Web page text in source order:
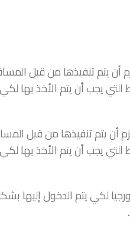
يتم تنفيذها من قبل
يجب أن يتم الأخذ بها
يتم تنفيذها من قبل
يجب أن يتم الأخذ بها
لكي يتم الدخول إليها